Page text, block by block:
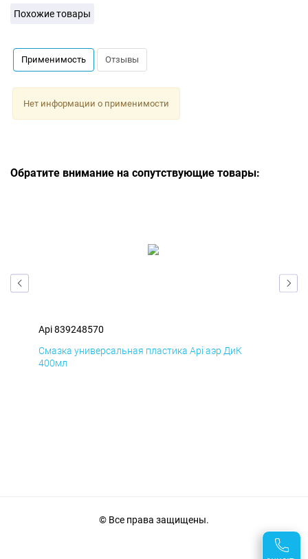
Похожие товары
Применимость Отзывы
Нет информации о применимости
Обратите внимание на сопутствующие товары:
Api 839248570
Смазка универсальная пластика Api аэр ДиК
400мл
© Все права защищены.